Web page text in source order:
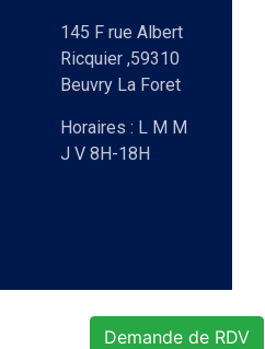
Demande de RDV
145 F rue Albert
Ricquier ,59310
Beuvry La Foret
Horaires : L M M
J V 8H-18H